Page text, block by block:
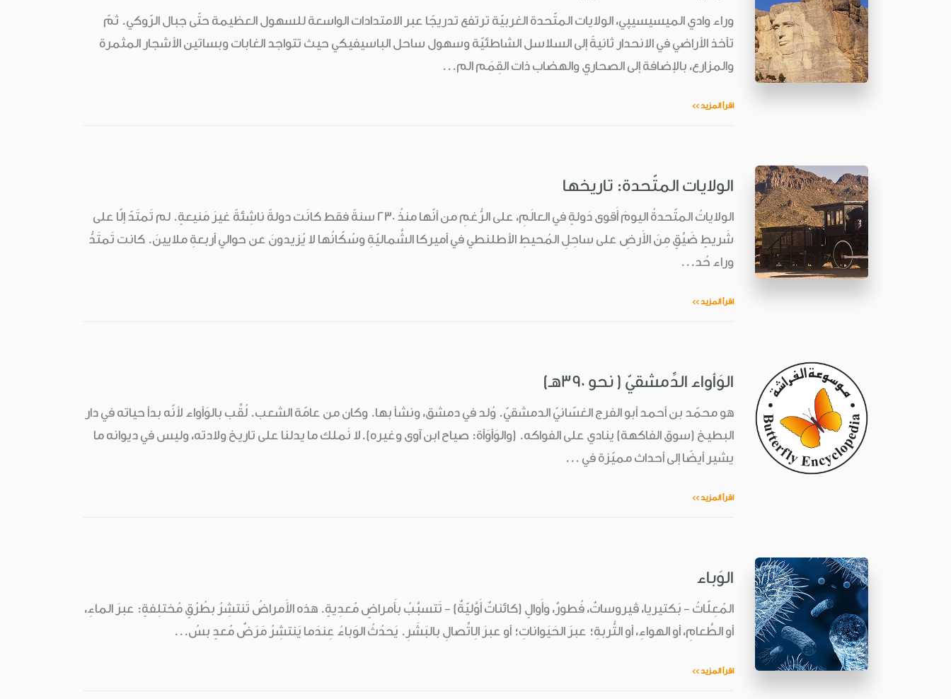
وراء وادي الميسيسيپي، الولايات المتّحدة الغربيّة ترتفع تدريجًا عبر الامتدادات الواسعة للسهول العظيمة حتّى جبال الرّوكي. ثمّ
تأخذ الأراضي في الانحدار ثانيةً إلى السلاسل الشاطئيّة وسهول ساحل الباسيفيكي حيث تتواجد الغابات وبساتين الأشجار المثمرة
والمزارع، بالإضافة إلى الصحاري والهضاب ذات القِمَم الم...
اقرأ المزيد >>
الولايات المتّحدة: تاريخها
الولاياتُ المتّحدةُ اليومَ أَقوى دَولةٍ في العالَمِ، على الرُّغمِ من أنّها منذُ 230 سنةً فقط كانَت دولةً ناشِئةً غيرَ مَنيعةٍ. لم تَمتَدّ إلّا على
شَريطٍ ضَيِّقٍ مِنَ الأَرضِ على ساحِلِ المُحيطِ الأطلنطي في أميركا الشَّماليّةِ وسُكّانُها لا يُزيدونَ عن حوالي أربعةِ ملايينَ. كانت تَمتَدُّ
وراء حُد...
اقرأ المزيد >>
الوَأواء الدِّمشقيّ ( نحو 390هـ)
هو محمّد بن أحمد أبو الفرج الغسّانيّ الدمشقيّ. وُلد في دمشق، ونشأ بها. وكان من عامّة الشعب. لُقِّب بالوَأواء لأنّه بدأ حياته في دار
البطيخ (سوق الفاكهة) ينادي على الفواكه. (والوَأوَأة: صياح ابن آوى وغيره).لا نَملك ما يدلنا على تاريخ ولادته، وليس في ديوانه ما
يشير أيضًا إلى أحداث مميّزة في ...
اقرأ المزيد >>
الوَباء
المُعِلّاتُ - بَكتيريا، ڤيروساتٌ، فُطورٌ، وأَوالٍ (كائناتٌ أَوَّليّةٌ) - تَتسبَّبُ بأَمراضٍ مُعدِيةٍ. هذه الأَمراضُ تَنتشِرُ بطُرُقٍ مُختلِفةٍ: عبرَ الماءِ،
أو الطَّعامِ، أو الهواءِ، أو التُّربةِ؛ عبرَ الحَيَواناتِ؛ أو عبرَ الِاتِّصالِ بالبَشَرِ. يَحدُثُ الوَباءُ عِندَما يَنتشِرُ مَرَضٌ مُعدٍ بسُ...
اقرأ المزيد >>